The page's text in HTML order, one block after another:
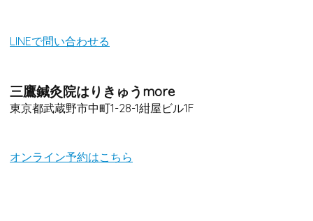
LINEで問い合わせる
三鷹鍼灸院はりきゅうmore
東京都武蔵野市中町1-28-1紺屋ビル1F
オンライン予約はこちら